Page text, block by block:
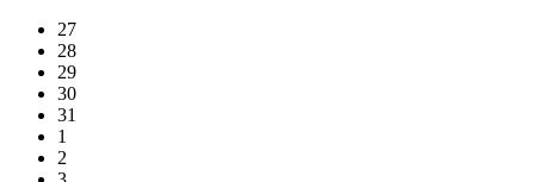
27
28
29
30
31
1
2